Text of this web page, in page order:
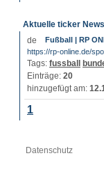
Aktuelle ticker
Fußball | RP
https://rp-online.de/
Tags: fussball
Einträge: 20
hinzugefügt am:
1
Datenschutz